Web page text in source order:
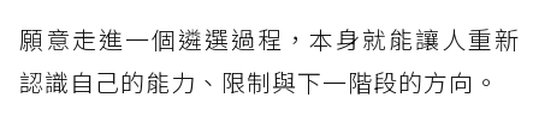
願意走進一個遴選過程，本身就能讓人重新
認識自己的能力、限制與下一階段的方向。